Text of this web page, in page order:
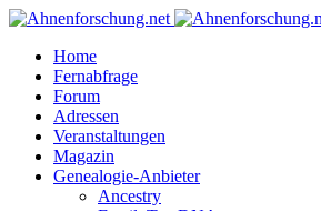
Home
Fernabfrage
Forum
Adressen
Veranstaltungen
Magazin
Genealogie-Anbieter
Ancestry